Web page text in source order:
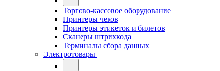
Торгово-кассовое оборудование
Принтеры чеков
Принтеры этикеток и билетов
Сканеры штрихкода
Терминалы сбора данных
Электротовары